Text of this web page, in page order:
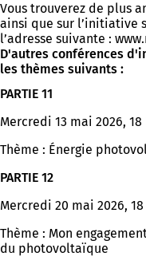
Vous trouverez de plus
ainsi que sur l’initiative
l’adresse suivante :
D'autres conférences
les thèmes suivants :
PARTIE 11
Mercredi 13 mai 2026, 18
Thème : Énergie
PARTIE 12
Mercredi 20 mai 2026, 18
Thème : Mon
du photovoltaïque